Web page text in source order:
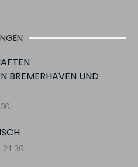
BREMERHAVEN UND
21:30